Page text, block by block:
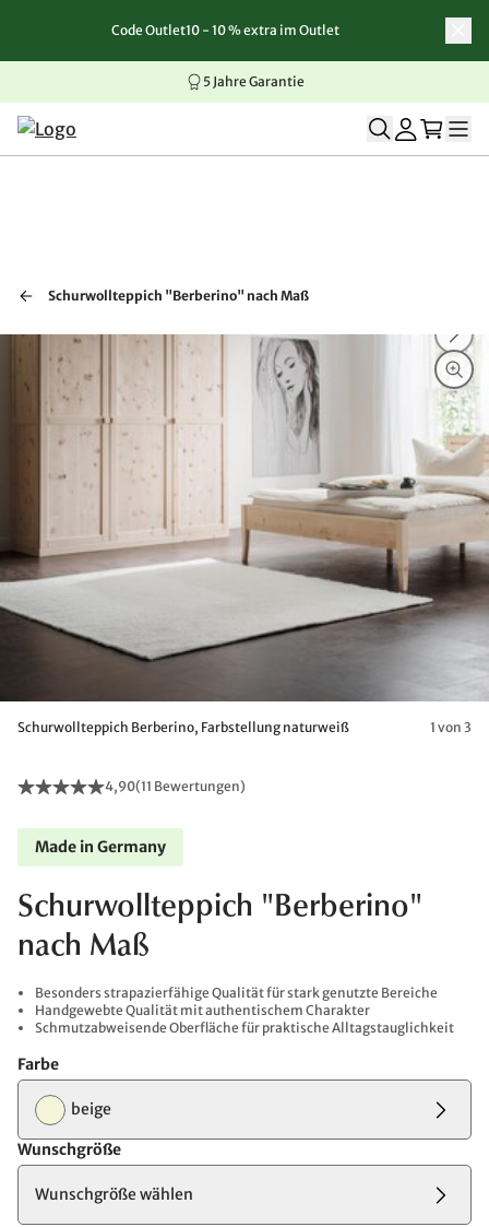
Zum Inhalt springen
Zur Navigation springen
Zum Seitenende springen
Code Outlet10 - 10 % extra im Outlet
5 Jahre Garantie
Schurwollteppich "Berberino" nach Maß
Schurwollteppich Berberino, Farbstellung naturweiß 1 von 3
4,90(11 Bewertungen)
Made in Germany
Schurwollteppich "Berberino"
nach Maß
Besonders strapazierfähige Qualität für stark genutzte Bereiche
Handgewebte Qualität mit authentischem Charakter
Schmutzabweisende Oberfläche für praktische Alltagstauglichkeit
Farbe
beige
Wunschgröße
Wunschgröße wählen